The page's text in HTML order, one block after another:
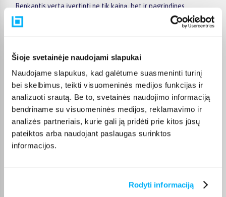
Šioje svetainėje naudojami slapukai
Naudojame slapukus, kad galėtume suasmeninti turinį
bei skelbimus, teikti visuomeninės medijos funkcijas ir
analizuoti srautą. Be to, svetainės naudojimo informaciją
bendriname su visuomeninės medijos, reklamavimo ir
analizės partneriais, kurie gali ją pridėti prie kitos jūsų
pateiktos arba naudojant paslaugas surinktos
informacijos.
Rodyti informaciją
Renkantis verta įvertinti ne tik kainą, bet ir pagrindines
savybes, funkcionalumą, komplektaciją, garantijos sąlygas bei
taikomus specialius pasiūlymus.
pasiūlymus ir patogiai palyginti Dunlop prekes tarpusavyje.
informaciją ir prekės aprašymą, kad galėtumėte priimti patogų
ir apgalvotą sprendimą.
Palyginkite Dunlop prekes BIGBOX.LT ir išsirinkite tinkamiausią
DUK